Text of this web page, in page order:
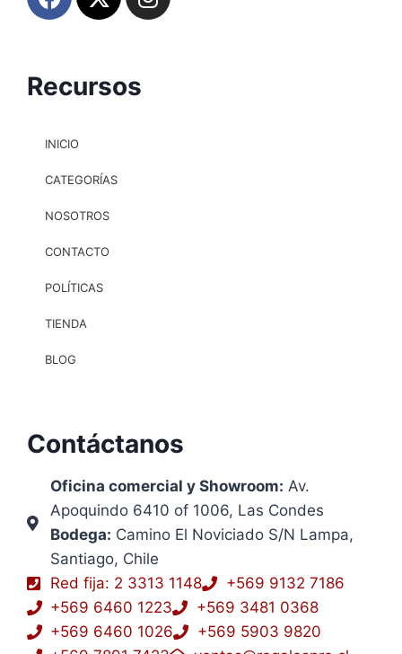
Contáctanos
Oficina comercial y Showroom: Av.
Apoquindo 6410 of 1006, Las Condes
Bodega: Camino El Noviciado S/N Lampa,
Santiago, Chile
Red fija: 2 3313 1148
+569 9132 7186
+569 6460 1223
+569 3481 0368
+569 6460 1026
+569 5903 9820
Recursos
INICIO
CATEGORÍAS
NOSOTROS
CONTACTO
POLÍTICAS
TIENDA
BLOG